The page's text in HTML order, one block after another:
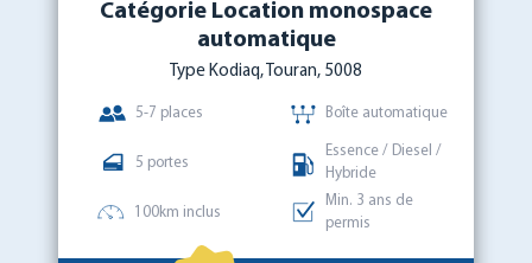
Catégorie Location monospace
automatique
Type Kodiaq, Touran, 5008
5-7 places Boîte automatique
5 portes
Essence / Diesel /
Hybride
100km inclus
Min. 3 ans de
permis